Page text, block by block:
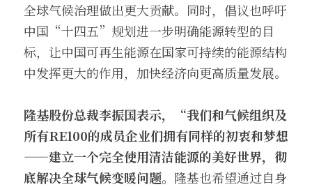
全球气候治理做出更大贡献。同时，倡议也呼吁
中国“十四五”规划进一步明确能源转型的目
标，让中国可再生能源在国家可持续的能源结构
中发挥更大的作用，加快经济向更高质量发展。
隆基股份总裁李振国表示，
“我们和气候组织及
所有RE100的成员企业们拥有同样的初衷和梦想
——建立一个完全使用清洁能源的美好世界，彻
底解决全球气候变暖问题。 隆基也希望通过自身